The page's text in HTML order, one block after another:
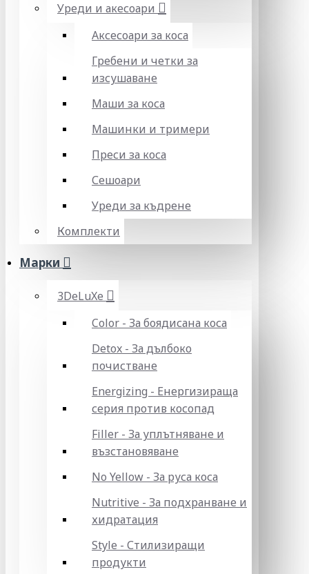
Уреди и акесоари
Аксесоари за коса
Гребени и четки за
изсушаване
Маши за коса
Машинки и тримери
Преси за коса
Сешоари
Уреди за къдрене
Комплекти
Марки
3DeLuXe
Color - За боядисана коса
Detox - За дълбоко
почистване
Energizing - Енергизираща
серия против косопад
Filler - За уплътняване и
възстановяване
No Yellow - За руса коса
Nutritive - За подхранване и
хидратация
Style - Стилизиращи
продукти